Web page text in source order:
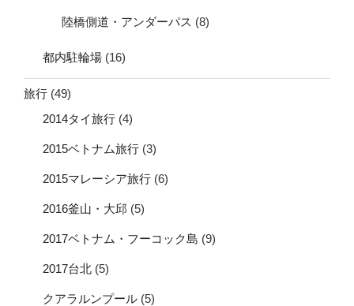
陸橋側道・アンダーパス (8)
都内駐輪場 (16)
旅行 (49)
2014タイ旅行 (4)
2015ベトナム旅行 (3)
2015マレーシア旅行 (6)
2016釜山・大邱 (5)
2017ベトナム・フーコック島 (9)
2017台北 (5)
クアラルンプール (5)